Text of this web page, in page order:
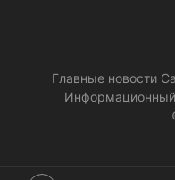
Главные новости